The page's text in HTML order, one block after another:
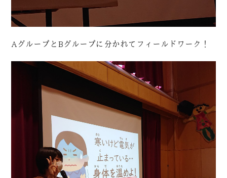
AグループとBグループに分かれてフィールドワーク！